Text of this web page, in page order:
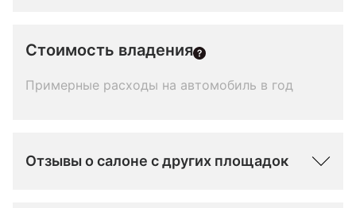
Стоимость владения
Примерные расходы на автомобиль в год
Отзывы о салоне с других площадок